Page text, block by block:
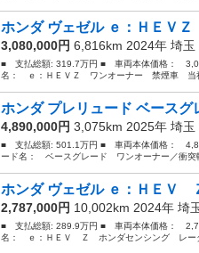
ホンダ ヴェゼル ｅ：ＨＥＶ
3,080,000円 6,816km 2024年 埼玉
■ 支払総額: 319.7万円 ■ 車両本体価格：
名： ｅ：ＨＥＶＺ ワンオーナー 禁煙車 当
ホンダ プレリュード ベース
4,890,000円 3,075km 2025年 埼玉
■ 支払総額: 501.1万円 ■ 車両本体価格：
ード名： ベースグレード ワンオーナー／衝突
ホンダ ヴェゼル ｅ：ＨＥＶ
2,787,000円 10,002km 2024年 埼
■ 支払総額: 289.9万円 ■ 車両本体価格：
名： ｅ：ＨＥＶ Ｚ ホンダセンシング レー